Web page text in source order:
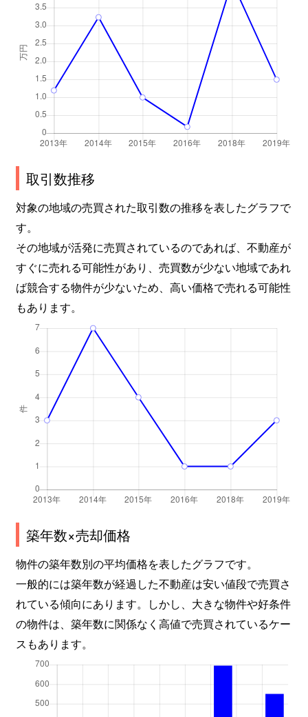
取引数推移
対象の地域の売買された取引数の推移を表したグラフで
す。
その地域が活発に売買されているのであれば、不動産が
すぐに売れる可能性があり、売買数が少ない地域であれ
ば競合する物件が少ないため、高い価格で売れる可能性
もあります。
築年数×売却価格
物件の築年数別の平均価格を表したグラフです。
一般的には築年数が経過した不動産は安い値段で売買さ
れている傾向にあります。しかし、大きな物件や好条件
の物件は、築年数に関係なく高値で売買されているケー
スもあります。